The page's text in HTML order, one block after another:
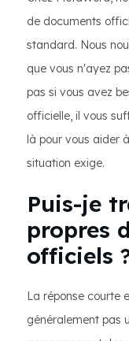
de documents
standard. Nous
que vous n'ayez
pas si vous avez
officielle, il vous
là pour vous aider
situation exige.
Puis-je
propres
officiels
La réponse courte
généralement pas